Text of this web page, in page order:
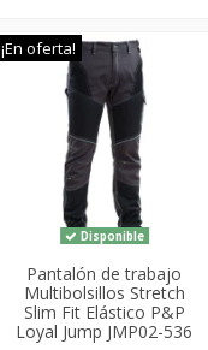
¡En oferta!
Disponible
Pantalón de trabajo
Multibolsillos Stretch
Slim Fit Elástico P&P
Loyal Jump JMP02-536